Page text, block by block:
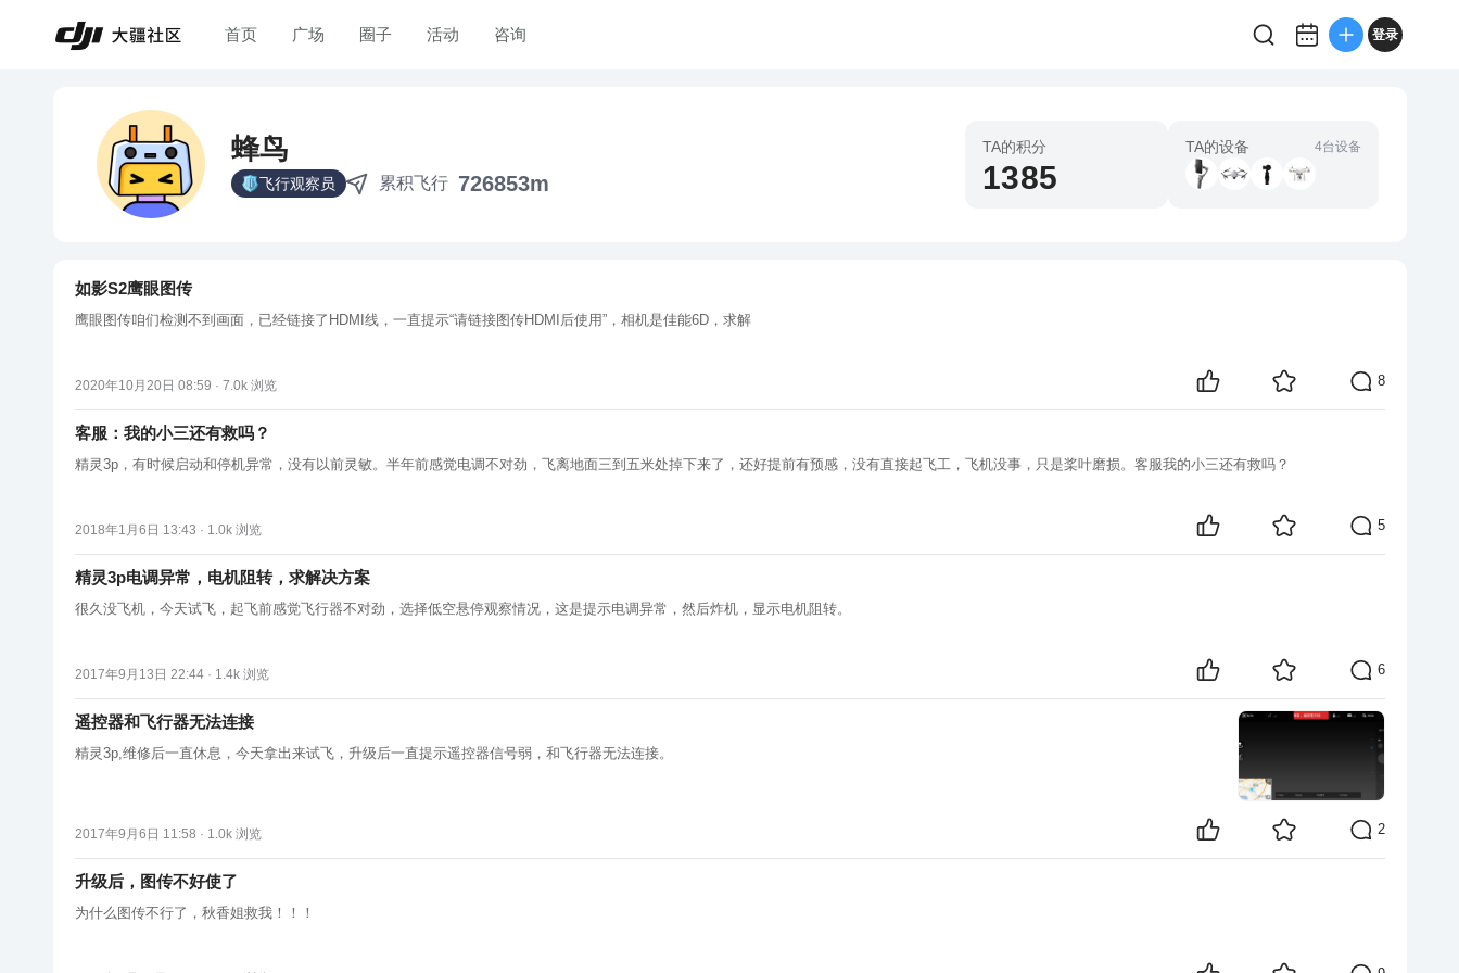
首页 广场 圈子 活动 咨询 登录
蜂鸟
飞行观察员 累积飞行 726853m
TA的积分
1385
TA的设备 4台设备
如影S2鹰眼图传
鹰眼图传咱们检测不到画面，已经链接了HDMI线，一直提示“请链接图传HDMI后使用”，相机是佳能6D，求解
2020年10月20日 08:59 · 7.0k 浏览 8
客服：我的小三还有救吗？
精灵3p，有时候启动和停机异常，没有以前灵敏。半年前感觉电调不对劲，飞离地面三到五米处掉下来了，还好提前有预感，没有直接起飞工，飞机没事，只是桨叶磨损。客服我的小三还有救吗？
2018年1月6日 13:43 · 1.0k 浏览 5
精灵3p电调异常，电机阻转，求解决方案
很久没飞机，今天试飞，起飞前感觉飞行器不对劲，选择低空悬停观察情况，这是提示电调异常，然后炸机，显示电机阻转。
2017年9月13日 22:44 · 1.4k 浏览 6
遥控器和飞行器无法连接
精灵3p,维修后一直休息，今天拿出来试飞，升级后一直提示遥控器信号弱，和飞行器无法连接。
2017年9月6日 11:58 · 1.0k 浏览 2
升级后，图传不好使了
为什么图传不行了，秋香姐救我！！！